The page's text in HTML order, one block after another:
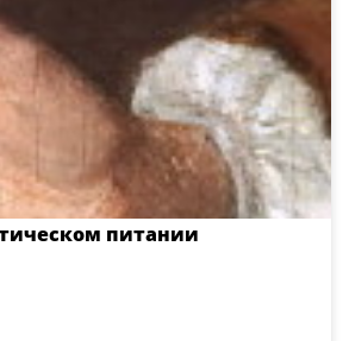
питании